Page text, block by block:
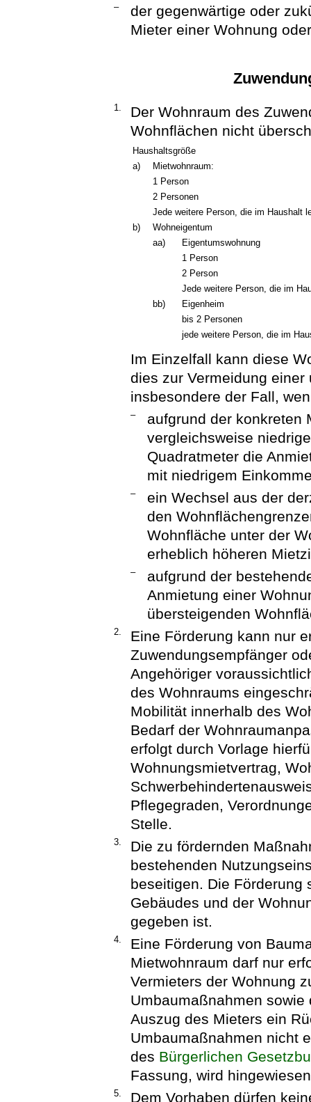
–
der gegenwärtige oder
Mieter einer Wohnung
1.
Der Wohnraum des
Wohnflächen nicht
Haushaltsgröße
a)
Mietwohnraum:
1 Person
2 Personen
Jede weitere Person, die im Haushalt
b)
Wohneigentum
aa)
Eigentumswohnung
1 Person
2 Person
Jede weitere Person, die im
bb)
Eigenheim
bis 2 Personen
jede weitere Person, die im
Im Einzelfall kann diese
dies zur Vermeidung
insbesondere der Fall,
–
aufgrund der konkreten
vergleichsweise
Quadratmeter die
mit niedrigem
–
ein Wechsel aus der
den
Wohnfläche unter der
erheblich höheren
–
aufgrund der
Anmietung einer
übersteigenden
2.
Eine Förderung kann nur
Zuwendungsempfänger
Angehöriger
des Wohnraums
Mobilität innerhalb des
Bedarf der
erfolgt durch Vorlage
Wohnungsmietvertrag,
Pflegegraden,
Stelle.
3.
Die zu fördernden
bestehenden
beseitigen. Die Förderung
Gebäudes und der
gegeben ist.
4.
Eine Förderung von
Mietwohnraum darf nur
Vermieters der Wohnung
Umbaumaßnahmen
Auszug des Mieters ein
Umbaumaßnahmen nicht
des Bürgerlichen
Fassung, wird
5. Dem Vorhaben dürfen